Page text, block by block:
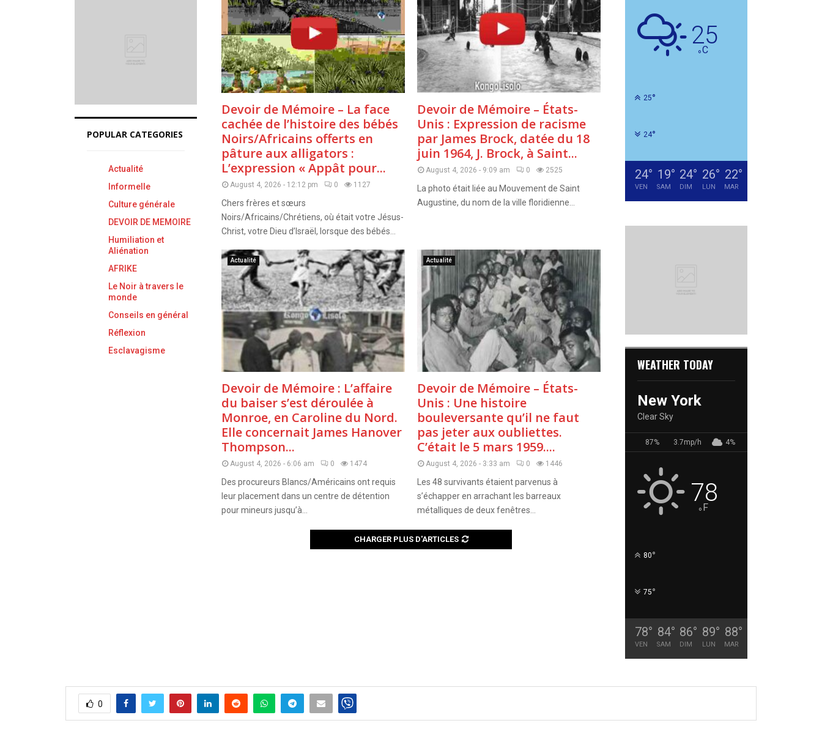
Devoir de Mémoire – La face
cachée de l’histoire des bébés
Noirs/Africains offerts en
pâture aux alligators :
L’expression « Appât pour...
August 4, 2026 - 12:12 pm 0 1127
Chers frères et sœurs
Noirs/Africains/Chrétiens, où était votre Jésus-
Christ, votre Dieu d’Israël, lorsque des bébés...
Devoir de Mémoire – États-
Unis : Expression de racisme
par James Brock, datée du 18
juin 1964, J. Brock, à Saint...
August 4, 2026 - 9:09 am 0 2525
La photo était liée au Mouvement de Saint
Augustine, du nom de la ville floridienne...
Actualité
Devoir de Mémoire : L’affaire
du baiser s’est déroulée à
Monroe, en Caroline du Nord.
Elle concernait James Hanover
Thompson...
August 4, 2026 - 6:06 am 0 1474
Des procureurs Blancs/Américains ont requis
leur placement dans un centre de détention
pour mineurs jusqu’à...
Actualité
Devoir de Mémoire – États-
Unis : Une histoire
bouleversante qu’il ne faut
pas jeter aux oubliettes.
C’était le 5 mars 1959....
August 4, 2026 - 3:33 am 0 1446
Les 48 survivants étaient parvenus à
s’échapper en arrachant les barreaux
métalliques de deux fenêtres...
CHARGER PLUS D'ARTICLES
POPULAR CATEGORIES
Actualité
Informelle
Culture générale
DEVOIR DE MEMOIRE
Humiliation et
Aliénation
AFRIKE
Le Noir à travers le
monde
Conseils en général
Réflexion
Esclavagisme
25
°C
25°
24°
24°
VEN
19°
SAM
24°
DIM
26°
LUN
22°
MAR
WEATHER TODAY
New York
Clear Sky
87% 3.7mp/h 4%
78
°F
80°
75°
78°
VEN
84°
SAM
86°
DIM
89°
LUN
88°
MAR
0